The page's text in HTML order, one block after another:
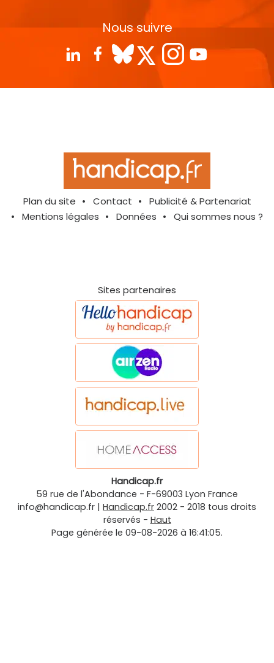
Nous suivre
Plan du site Contact
Publicité & Partenariat
Mentions légales
Données Qui sommes nous ?
Sites partenaires
Handicap.fr
59 rue de l'Abondance - F-69003 Lyon France
info@handicap.fr | Handicap.fr 2002 - 2018 tous droits
réservés - Haut
Page générée le 09-08-2026 à 16:41:05.